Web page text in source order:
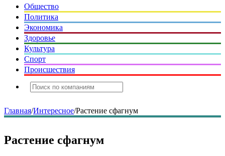
Общество
Политика
Экономика
Здоровье
Культура
Спорт
Происшествия
Главная/Интересное/Растение сфагнум
Растение сфагнум